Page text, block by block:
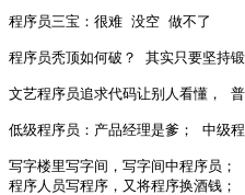
程序员三宝：很难 没空 做不了
程序员秃顶如何破？ 其实只要坚持
文艺程序员追求代码让别人看懂，
低级程序员：产品经理是爹； 中级
写字楼里写字间，写字间中程序员；
程序人员写程序，又将程序换酒钱；